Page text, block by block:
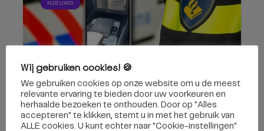
NIEUWS
Agent deelt privégegevens
van slachtoffer van huiselijk...
Wij gebruiken cookies! 🍪
We gebruiken cookies op onze website om u de meest
relevante ervaring te bieden door uw voorkeuren en
herhaalde bezoeken te onthouden. Door op "Alles
accepteren" te klikken, stemt u in met het gebruik van
ALLE cookies. U kunt echter naar "Cookie-instellingen"